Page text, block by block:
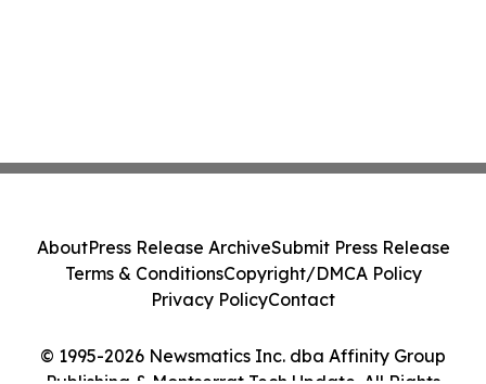
© 1995-2026 Newsmatics Inc. dba Affinity Group
AboutPress Release ArchiveSubmit Press Release
Terms & ConditionsCopyright/DMCA Policy
Privacy PolicyContact